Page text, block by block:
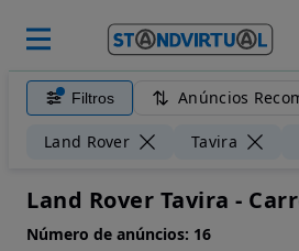
Filtros Anúncios
Land Rover Tavira
Land Rover Tavira -
Número de anúncios: 16